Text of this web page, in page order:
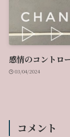
感情のコントロ
03/04/2024
コメント